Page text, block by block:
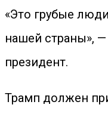
«Это грубые
нашей страны»,
президент.
Трамп должен